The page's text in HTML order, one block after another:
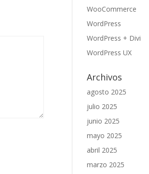
WooCommerce
WordPress
WordPress + Divi
WordPress UX
Archivos
agosto 2025
julio 2025
junio 2025
mayo 2025
abril 2025
marzo 2025